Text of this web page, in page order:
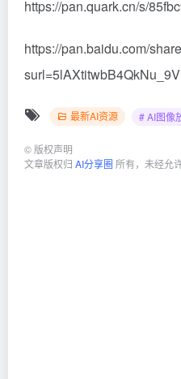
https://pan.quark.cn/s/
https://pan.baidu.com/
最新AI资源 # AI图像
© 版权声明
文章版权归 AI分享圈 所有，未经允